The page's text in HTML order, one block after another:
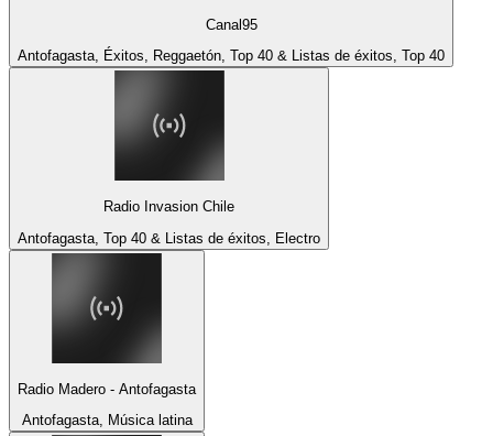
Canal95
Antofagasta, Éxitos, Reggaetón, Top 40 & Listas de éxitos, Top 40
Radio Invasion Chile
Antofagasta, Top 40 & Listas de éxitos, Electro
Radio Madero - Antofagasta
Antofagasta, Música latina